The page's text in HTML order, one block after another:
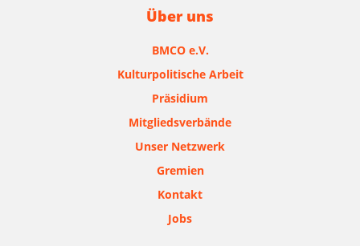
Über uns
BMCO e.V.
Kulturpolitische Arbeit
Präsidium
Mitgliedsverbände
Unser Netzwerk
Gremien
Kontakt
Jobs